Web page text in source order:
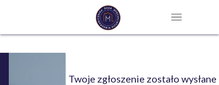
Twoje zgłoszenie zostało wysłane